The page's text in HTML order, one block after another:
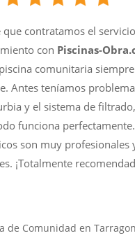
que contratamos el
con Piscinas-
comunitaria
Antes teníamos
y el sistema de
funciona
son muy profesionales
¡Totalmente
de Comunidad en